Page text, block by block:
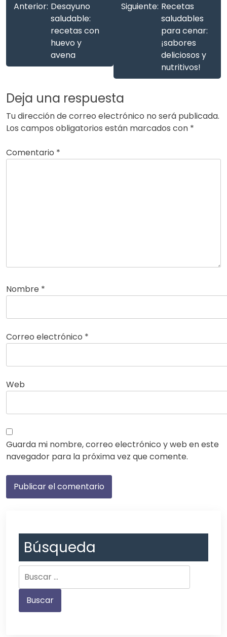
Anterior: Desayuno
saludable:
recetas con
huevo y
avena
Siguiente: Recetas
saludables
para cenar:
¡sabores
deliciosos y
nutritivos!
Deja una respuesta
Tu dirección de correo electrónico no será publicada.
Los campos obligatorios están marcados con *
Comentario *
Nombre *
Correo electrónico *
Web
Guarda mi nombre, correo electrónico y web en este
navegador para la próxima vez que comente.
Búsqueda